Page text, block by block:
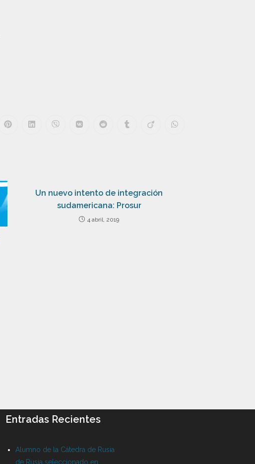
Un nuevo intento de integración
sudamericana: Prosur
4 abril, 2019
Entradas Recientes
Alumno de la Cátedra de Rusia
de Rusia seleccionado en